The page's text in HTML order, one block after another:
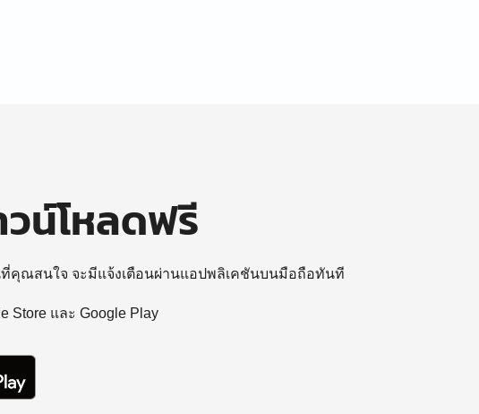
น์โหลดฟรี
ที่คุณสนใจ จะมีแจ้งเตือนผ่านแอปพลิเคชันบนมือถือทันที
Store และ Google Play